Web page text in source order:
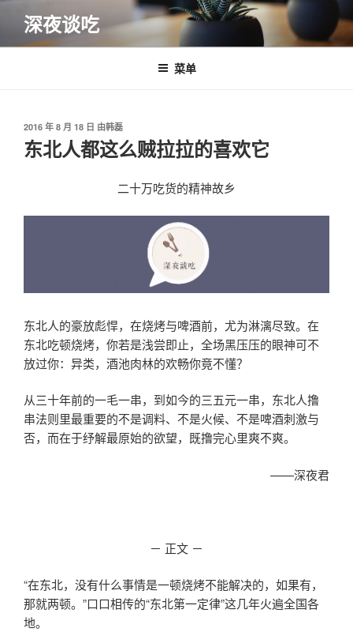
内
深夜谈吃
菜单
发
布
于
2016 年 8 月 18 日 由韩磊
东北人都这么贼拉拉的喜欢它
二十万吃货的精神故乡
东北人的豪放彪悍，在烧烤与啤酒前，尤为淋漓尽致。在
东北吃顿烧烤，你若是浅尝即止，全场黑压压的眼神可不
放过你：异类，酒池肉林的欢畅你竟不懂？
从三十年前的一毛一串，到如今的三五元一串，东北人撸
串法则里最重要的不是调料、不是火候、不是啤酒刺激与
否，而在于纾解最原始的欲望，既撸完心里爽不爽。
——深夜君
－ 正文 －
“在东北，没有什么事情是一顿烧烤不能解决的，如果有，
那就两顿。”口口相传的“东北第一定律”这几年火遍全国各
地。